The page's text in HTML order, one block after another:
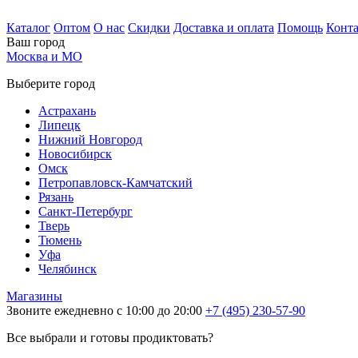
Каталог Оптом О нас Скидки Доставка и оплата Помощь
Ваш город
Москва и МО
Выберите город
Астрахань
Липецк
Нижний Новгород
Новосибирск
Омск
Петропавловск-Камчатский
Рязань
Санкт-Петербург
Тверь
Тюмень
Уфа
Челябинск
Магазины
Звоните ежедневно с 10:00 до 20:00 +7 (495) 230-57-90
Все выбрали и готовы продиктовать?